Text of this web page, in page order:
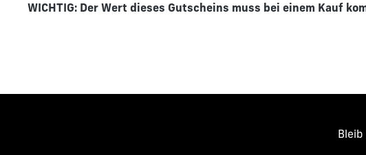
WICHTIG: Der Wert dieses Gutscheins muss bei einem Kauf